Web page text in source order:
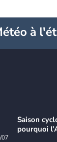
à
07
Saison
pourquoi